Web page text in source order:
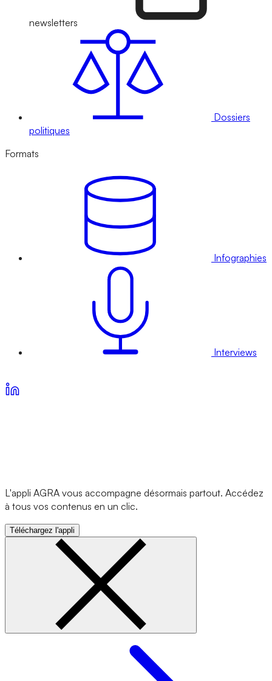
newsletters
Dossiers
politiques
Formats
Infographies
Interviews
L'appli AGRA vous accompagne désormais partout. Accédez
à tous vos contenus en un clic.
Téléchargez l'appli